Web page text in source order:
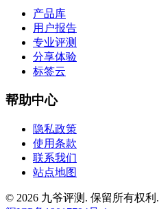
产品库
用户报告
专业评测
分享体验
标签云
帮助中心
隐私政策
使用条款
联系我们
站点地图
© 2026 九爷评测. 保留所有权利.